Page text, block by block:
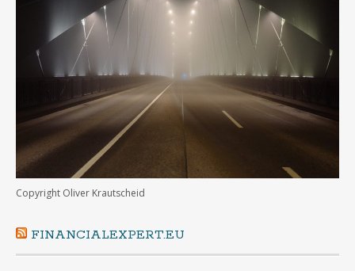
Copyright Oliver Krautscheid
FINANCIALEXPERT.EU